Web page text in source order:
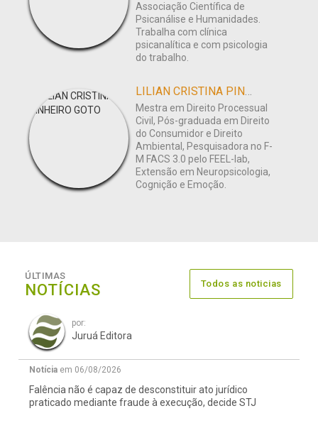
Associação Científica de
Psicanálise e Humanidades.
Trabalha com clínica
psicanalítica e com psicologia
do trabalho.
LILIAN CRISTINA PINHEIRO GOTO
Mestra em Direito Processual
Civil, Pós-graduada em Direito
do Consumidor e Direito
Ambiental, Pesquisadora no F-
M FACS 3.0 pelo FEEL-lab,
Extensão em Neuropsicologia,
Cognição e Emoção.
ÚLTIMAS
NOTÍCIAS Todos as noticias
por:
Juruá Editora
Notícia em 06/08/2026
Falência não é capaz de desconstituir ato jurídico
praticado mediante fraude à execução, decide STJ